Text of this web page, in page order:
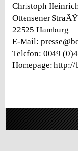
Christoph
Ottensener
22525 Hamburg
E-Mail:
Telefon: 0049
Homepage: http://